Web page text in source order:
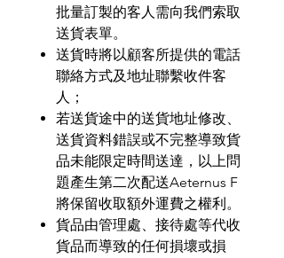
批量訂製的客人需向我們索取
送貨表單。
送貨時將以顧客所提供的電話
聯絡方式及地址聯繫收件客
人；
若送貨途中的送貨地址修改、
送貨資料錯誤或不完整導致貨
品未能限定時間送達，以上問
題產生第二次配送Aeternus F
將保留收取額外運費之權利。
貨品由管理處、接待處等代收
貨品而導致的任何損壞或損